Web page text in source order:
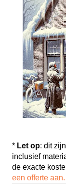
* Let op: dit
inclusief
de exacte
een offerte aan.